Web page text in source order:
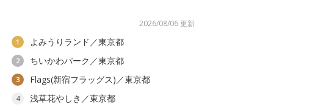
2026/08/06 更新
1 よみうりランド／東京都
2 ちいかわパーク／東京都
3 Flags(新宿フラッグス)／東京都
4 浅草花やしき／東京都